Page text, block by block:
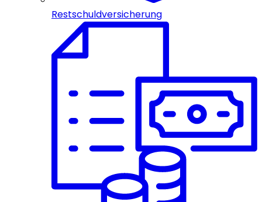
Restschuldversicherung